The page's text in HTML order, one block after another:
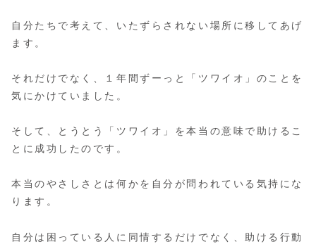
自分たちで考えて、いたずらされない場所に移してあげ
ます。
それだけでなく、１年間ずーっと「ツワイオ」のことを
気にかけていました。
そして、とうとう「ツワイオ」を本当の意味で助けるこ
とに成功したのです。
本当のやさしさとは何かを自分が問われている気持にな
ります。
自分は困っている人に同情するだけでなく、助ける行動